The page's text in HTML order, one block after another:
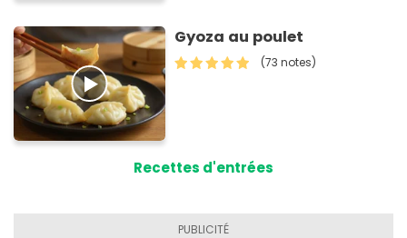
Gyoza au poulet
(73 notes)
Recettes d'entrées